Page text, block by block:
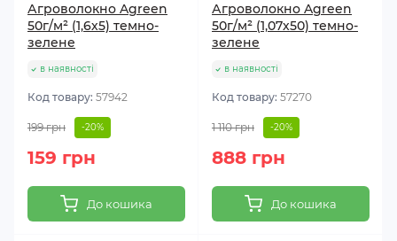
Агроволокно Agreen
50г/м² (1,6х5) темно-
зелене
в наявності
Код товару: 57942
199 грн -20%
159 грн
До кошика
Агроволокно Agreen
50г/м² (1,07х50) темно-
зелене
в наявності
Код товару: 57270
1 110 грн -20%
888 грн
До кошика